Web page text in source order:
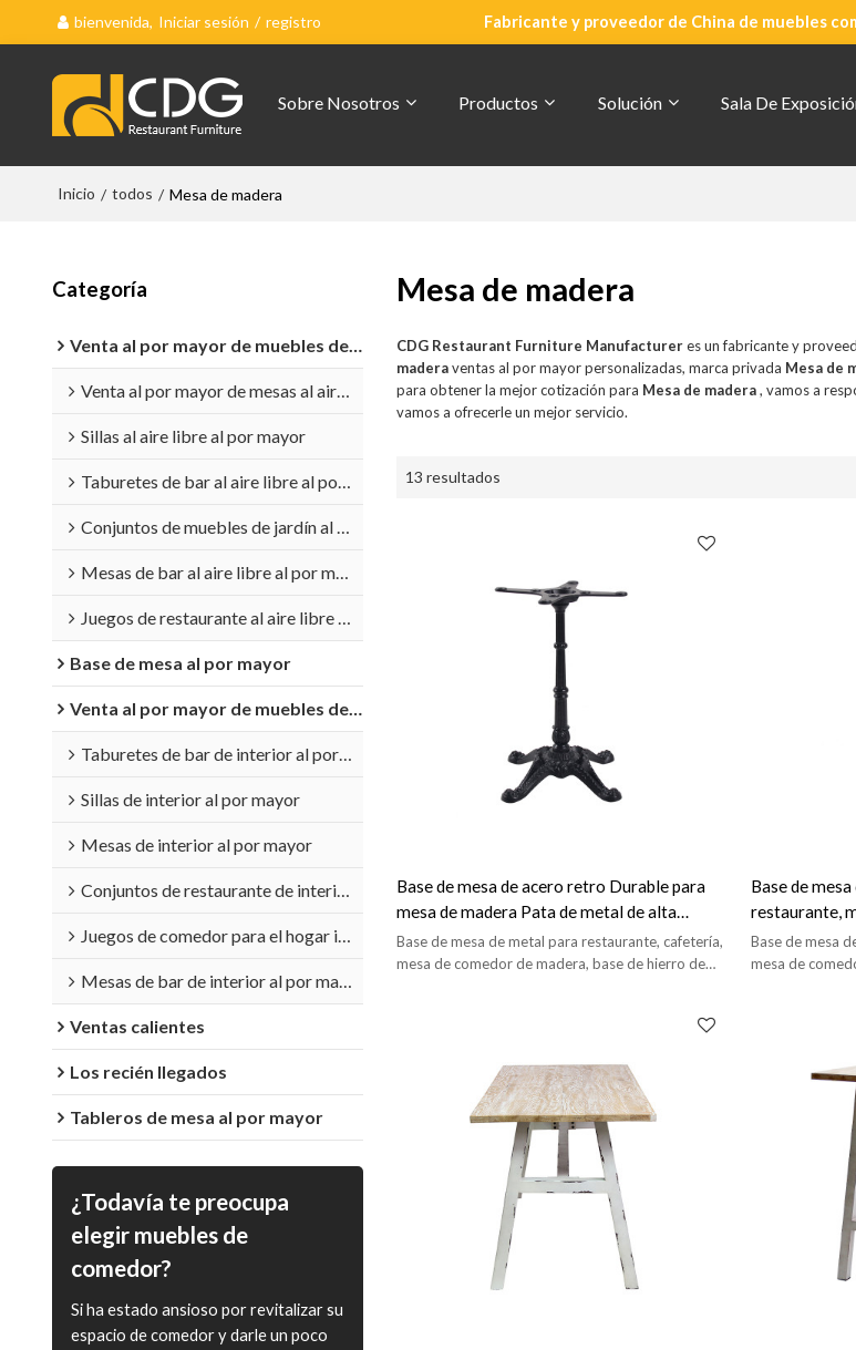
bienvenida, Iniciar sesión / registro Fabricante y proveedor de China de muebles
Sobre Nosotros Productos Solución Sala De
Inicio / todos / Mesa de madera
Categoría
Venta al por mayor de muebles de exterior
Venta al por mayor de mesas al aire libre
Sillas al aire libre al por mayor
Taburetes de bar al aire libre al por mayor
Conjuntos de muebles de jardín al por mayor
Mesas de bar al aire libre al por mayor
Juegos de restaurante al aire libre al por mayor
Base de mesa al por mayor
Venta al por mayor de muebles de interior
Taburetes de bar de interior al por mayor
Sillas de interior al por mayor
Mesas de interior al por mayor
Conjuntos de restaurante de interior al por mayor
Juegos de comedor para el hogar interior al por mayor
Mesas de bar de interior al por mayor
Ventas calientes
Los recién llegados
Tableros de mesa al por mayor
¿Todavía te preocupa
elegir muebles de
comedor?
Si ha estado ansioso por revitalizar su
espacio de comedor y darle un poco
Mesa de madera
CDG Restaurant Furniture Manufactureres un fabricante y
maderaventas al por mayor personalizadas, marca privada Mesa de
para obtener la mejor cotización para Mesa de madera, vamos a
vamos a ofrecerle un mejor servicio.
13 resultados
Base de mesa de acero retro Durable para
mesa de madera Pata de metal de alta
calidad
Base de mesa de metal para restaurante, cafetería,
mesa de comedor de madera, base de hierro de
Base de
restaurante,
de mesa
Base de mesa
mesa de